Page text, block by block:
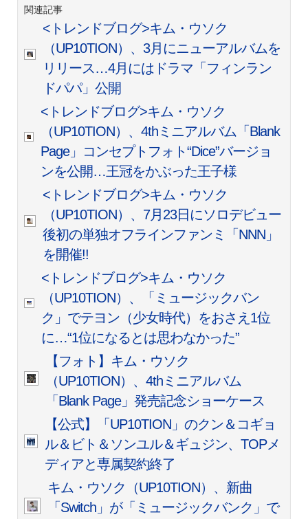
関連記事
<トレンドブログ>キム・ウソク
（UP10TION）、3月にニューアルバムを
リリース…4月にはドラマ「フィンラン
ドパパ」公開
<トレンドブログ>キム・ウソク
（UP10TION）、4thミニアルバム「Blank
Page」コンセプトフォト“Dice”バージョ
ンを公開…王冠をかぶった王子様
<トレンドブログ>キム・ウソク
（UP10TION）、7月23日にソロデビュー
後初の単独オフラインファンミ「NNN」
を開催!!
<トレンドブログ>キム・ウソク
（UP10TION）、「ミュージックバン
ク」でテヨン（少女時代）をおさえ1位
に…“1位になるとは思わなかった”
【フォト】キム・ウソク
（UP10TION）、4thミニアルバム
「Blank Page」発売記念ショーケース
【公式】「UP10TION」のクン＆コギョ
ル＆ビト＆ソンユル＆ギュジン、TOPメ
ディアと専属契約終了
キム・ウソク（UP10TION）、新曲
「Switch」が「ミュージックバンク」で